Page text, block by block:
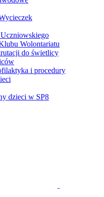
Wolontariatu
do świetlicy
i procedury
dzieci w SP8